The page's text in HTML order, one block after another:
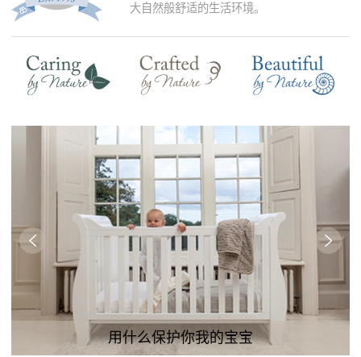
大自然般舒适的生活环境。
么保护你我的宝宝